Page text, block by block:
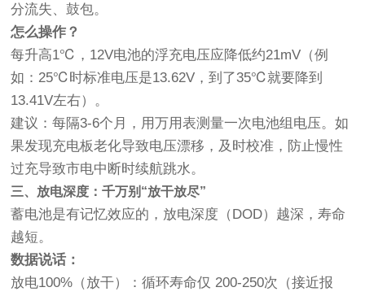
分流失、鼓包。
怎么操作？
每升高1℃，12V电池的浮充电压应降低约21mV（例
如：25℃时标准电压是13.62V，到了35℃就要降到
13.41V左右）。
建议：每隔3-6个月，用万用表测量一次电池组电压。如
果发现充电板老化导致电压漂移，及时校准，防止慢性
过充导致市电中断时续航跳水。
三、放电深度：千万别“放干放尽”
蓄电池是有记忆效应的，放电深度（DOD）越深，寿命
越短。
数据说话：
放电100%（放干）：循环寿命仅 200-250次（接近报